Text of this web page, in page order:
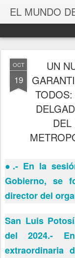
EL MUNDO
OCT
19
UN
DEL
● .- En la
Gobierno, se
director del
San Luis
del 2024.-
extraordinaria